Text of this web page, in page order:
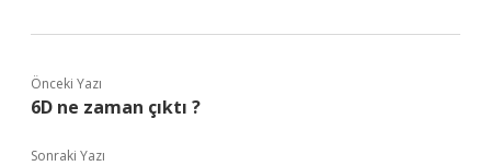
Önceki Yazı
6D ne zaman çıktı ?
Sonraki Yazı